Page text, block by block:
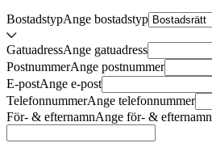
BostadstypAnge bostadstyp
GatuadressAnge gatuadress
PostnummerAnge postnummer
E-postAnge e-post
TelefonnummerAnge telefonnummer
För- & efternamnAnge för- & efternamn